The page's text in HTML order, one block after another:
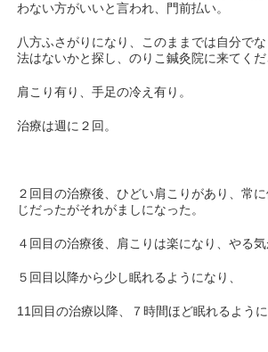
わない方がいいと言われ、門前払い。
八方ふさがりになり、このままでは自分で
法はないかと探し、のりこ鍼灸院に来てくだ
肩こり有り、手足の冷え有り。
治療は週に２回。
２回目の治療後、ひどい肩こりがあり、常
じだったがそれがましになった。
４回目の治療後、肩こりは楽になり、やる気
５回目以降から少し眠れるようになり、
11回目の治療以降、７時間ほど眠れるように